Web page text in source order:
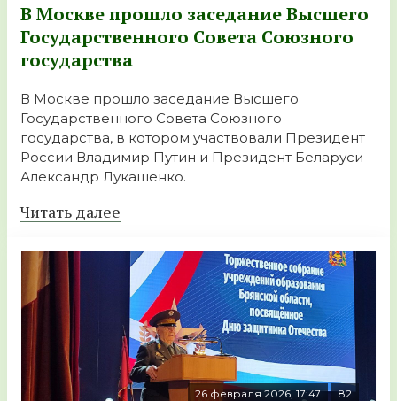
В Москве прошло заседание Высшего
Государственного Совета Союзного
государства
В Москве прошло заседание Высшего
Государственного Совета Союзного
государства, в котором участвовали Президент
России Владимир Путин и Президент Беларуси
Александр Лукашенко.
Читать далее
26 февраля 2026, 17:47 82